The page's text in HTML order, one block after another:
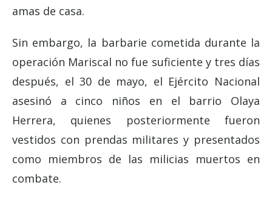
amas de casa.
Sin embargo, la barbarie cometida durante la
operación Mariscal no fue suficiente y tres días
después, el 30 de mayo, el Ejército Nacional
asesinó a cinco niños en el barrio Olaya
Herrera, quienes posteriormente fueron
vestidos con prendas militares y presentados
como miembros de las milicias muertos en
combate.